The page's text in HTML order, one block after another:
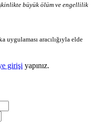
büyük ölüm ve engellilik
aracılığıyla elde
girişi yapınız.